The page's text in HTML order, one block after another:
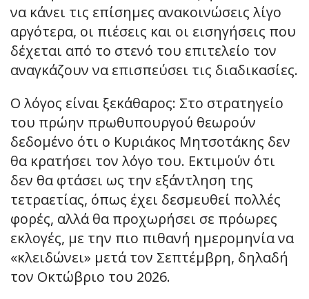
να κάνει τις επίσημες ανακοινώσεις λίγο
αργότερα, οι πιέσεις και οι εισηγήσεις που
δέχεται από το στενό του επιτελείο τον
αναγκάζουν να επισπεύσει τις διαδικασίες.
Ο λόγος είναι ξεκάθαρος: Στο στρατηγείο
του πρώην πρωθυπουργού θεωρούν
δεδομένο ότι ο Κυριάκος Μητσοτάκης δεν
θα κρατήσει τον λόγο του. Εκτιμούν ότι
δεν θα φτάσει ως την εξάντληση της
τετραετίας, όπως έχει δεσμευθεί πολλές
φορές, αλλά θα προχωρήσει σε πρόωρες
εκλογές, με την πιο πιθανή ημερομηνία να
«κλειδώνει» μετά τον Σεπτέμβρη, δηλαδή
τον Οκτώβριο του 2026.